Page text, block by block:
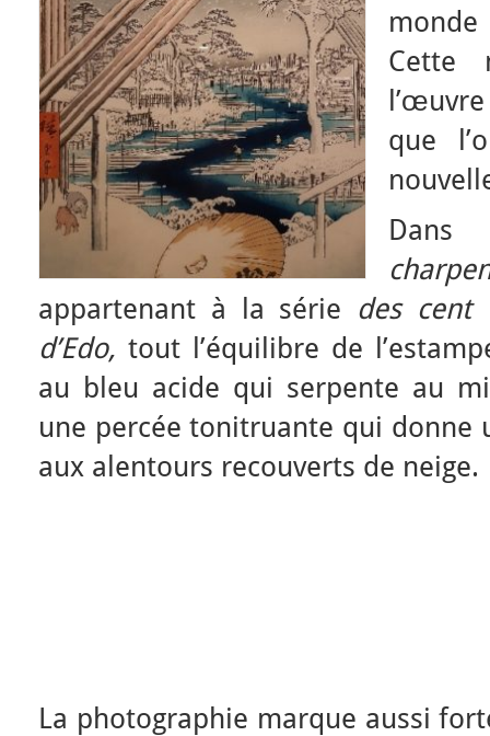
Cette
que
Dans
appartenant à la série des cent
d’Edo, tout l’équilibre de
au bleu acide qui serpente au
une percée tonitruante qui donne
aux alentours recouverts de neige.
La photographie marque aussi